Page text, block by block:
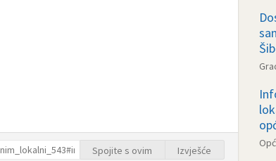
Spojite s ovim Izvješće